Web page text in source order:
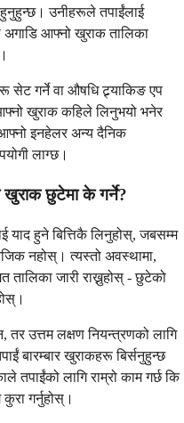
उनीहरूले तपाईंलाई
आफ्नो खुराक तालिका
सेट गर्ने वा औषधि ट्र्याकिङ एप
खुराक कहिले लिनुभयो भनेर
इनहेलर अन्य दैनिक
लाग्छ।
खुराक छुटेमा के गर्ने?
याद हुने बित्तिकै लिनुहोस्, जबसम्म
नहोस्। त्यस्तो अवस्थामा,
जारी राख्नुहोस् - छुटेको
तर उत्तम लक्षण नियन्त्रणको लागि
बारम्बार खुराकहरू बिर्सनुहुन्छ
तपाईंको लागि राम्रो काम गर्छ कि
गर्नुहोस्।